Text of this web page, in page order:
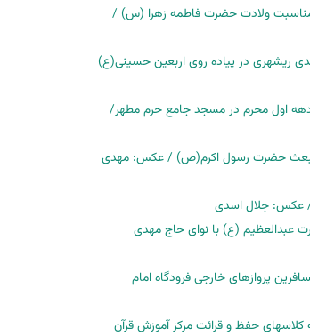
ولادت حضرت فاطمه زهرا (س) /
ریشهری در پیاده روی اربعین حسینی(ع)
دهه اول محرم در مسجد جامع حرم مطهر/
مبعث حضرت رسول اکرم(ص) / عکس: مهدی
عکس: جلال اسدی
عبدالعظیم (ع) با نوای حاج مهدی
پروازهای خارجی فرودگاه امام
کلاسهای حفظ و قرائت مرکز آموزش قرآن